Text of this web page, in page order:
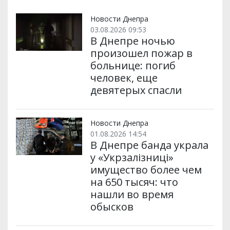
и k m p
Новости Днепра
03.08.2026 09:53
В Днепре ночью
произошел пожар в
больнице: погиб
человек, еще
девятерых спасли
Новости Днепра
01.08.2026 14:54
В Днепре банда украла
у «Укрзалізниці»
имущество более чем
на 650 тысяч: что
нашли во время
обысков